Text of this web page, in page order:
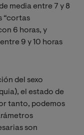
media entre 7 y 8
“cortas
6 horas, y
9 y 10 horas
del sexo
el estado de
tanto, podemos
son